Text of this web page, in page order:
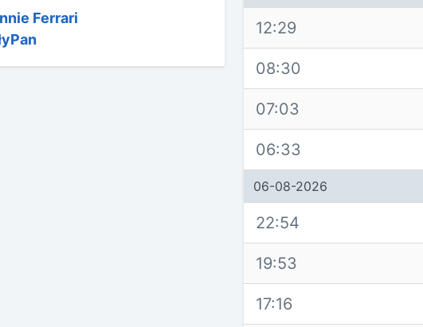
Ferrari
12:29
08:30
07:03
06:33
06-08-2026
22:54
19:53
17:16